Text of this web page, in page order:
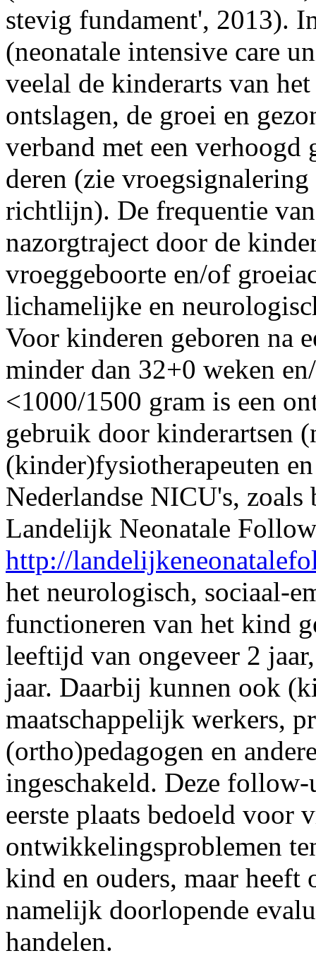
stevig fundament', 2013).
(neonatale intensive care
veelal de kinderarts van
ontslagen, de groei en
verband met een
deren (zie
richtlijn). De frequentie
nazorgtraject door de
vroeg­geboorte en/of
lichamelijke en
Voor kinderen geboren na
minder dan 32+0 weken
<1000/1500 gram is een
gebruik door kinderartsen
(kinder)fysiotherapeuten
Nederlandse NICU's, zoals
Landelijk Neonatale
http://
het neurologisch, sociaal-
functioneren van het kind
leeftijd van ongeveer 2
jaar. Daarbij kunnen ook
maatschappelijk werkers,
(ortho)pedagogen en
ingeschakeld. Deze
eerste plaats bedoeld voor
ontwikkelingsproblemen
kind en ouders, maar heeft
namelijk doorlopende
handelen.